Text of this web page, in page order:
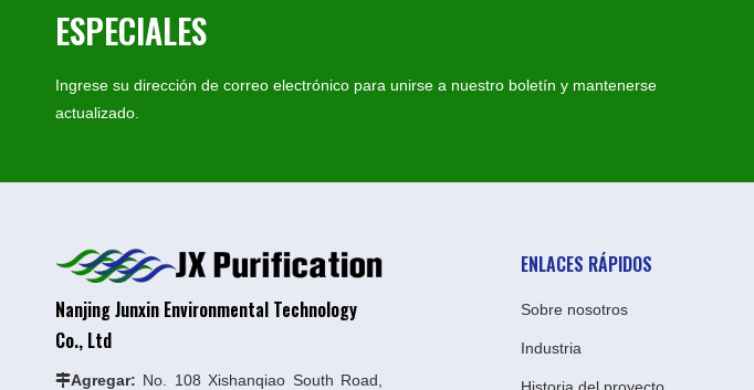
ESPECIALES
Ingrese su dirección de correo electrónico para unirse a nuestro boletín y mantenerse
actualizado.
Nanjing Junxin Environmental Technology
Co., Ltd
Agregar: No. 108 Xishanqiao South Road,
ENLACES RÁPIDOS
Sobre nosotros
Industria